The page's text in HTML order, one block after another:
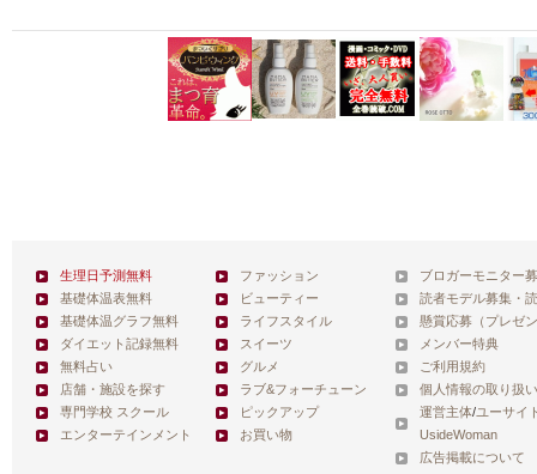
生理日予測無料
基礎体温表無料
基礎体温グラフ無料
ダイエット記録無料
無料占い
店舗・施設を探す
専門学校 スクール
エンターテインメント
ファッション
ビューティー
ライフスタイル
スイーツ
グルメ
ラブ&フォーチューン
ピックアップ
お買い物
ブロガーモニター
読者モデル募集・
懸賞応募（プレゼ
メンバー特典
ご利用規約
個人情報の取り扱
運営主体/ユーサイ
UsideWoman
広告掲載について